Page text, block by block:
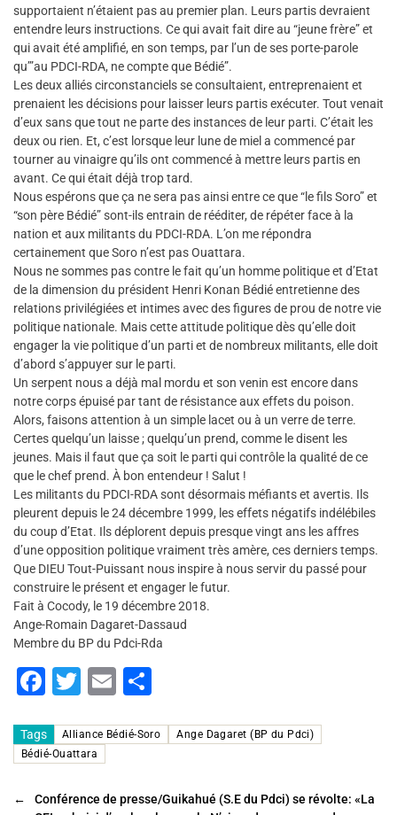
supportaient n’étaient pas au premier plan. Leurs partis devraient
entendre leurs instructions. Ce qui avait fait dire au “jeune frère” et
qui avait été amplifié, en son temps, par l’un de ses porte-parole
qu’”au PDCI-RDA, ne compte que Bédié”.
Les deux alliés circonstanciels se consultaient, entreprenaient et
prenaient les décisions pour laisser leurs partis exécuter. Tout venait
d’eux sans que tout ne parte des instances de leur parti. C’était les
deux ou rien. Et, c’est lorsque leur lune de miel a commencé par
tourner au vinaigre qu’ils ont commencé à mettre leurs partis en
avant. Ce qui était déjà trop tard.
Nous espérons que ça ne sera pas ainsi entre ce que “le fils Soro” et
“son père Bédié” sont-ils entrain de rééditer, de répéter face à la
nation et aux militants du PDCI-RDA. L’on me répondra
certainement que Soro n’est pas Ouattara.
Nous ne sommes pas contre le fait qu’un homme politique et d’Etat
de la dimension du président Henri Konan Bédié entretienne des
relations privilégiées et intimes avec des figures de prou de notre vie
politique nationale. Mais cette attitude politique dès qu’elle doit
engager la vie politique d’un parti et de nombreux militants, elle doit
d’abord s’appuyer sur le parti.
Un serpent nous a déjà mal mordu et son venin est encore dans
notre corps épuisé par tant de résistance aux effets du poison.
Alors, faisons attention à un simple lacet ou à un verre de terre.
Certes quelqu’un laisse ; quelqu’un prend, comme le disent les
jeunes. Mais il faut que ça soit le parti qui contrôle la qualité de ce
que le chef prend. À bon entendeur ! Salut !
Les militants du PDCI-RDA sont désormais méfiants et avertis. Ils
pleurent depuis le 24 décembre 1999, les effets négatifs indélébiles
du coup d’Etat. Ils déplorent depuis presque vingt ans les affres
d’une opposition politique vraiment très amère, ces derniers temps.
Que DIEU Tout-Puissant nous inspire à nous servir du passé pour
construire le présent et engager le futur.
Fait à Cocody, le 19 décembre 2018.
Ange-Romain Dagaret-Dassaud
Membre du BP du Pdci-Rda
F
c
e
b
T
tt
er
E
ai ta
er
Tags Alliance Bédié-Soro
Ange Dagaret (BP du Pdci)
Bédié-Ouattara
←
Conférence de presse/Guikahué (S.E du Pdci) se révolte: «La